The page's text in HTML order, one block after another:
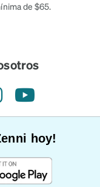
de $65.
YouTube
hoy!